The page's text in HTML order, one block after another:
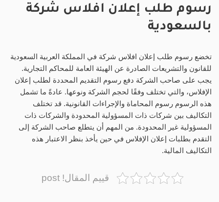
رسوم طلب إعلان افلاس شركة
بالسعودية
تخضع رسوم طلب إعلان افلاس شركة في المملكة العربية السعودية
للقانون والتشريعات الصادرة عن الهيئة العامة للمحاكم التجارية.
يجب على صاحب الشركة دفع رسوم التقديم المحددة لطلب إعلان
الإفلاس، والتي تختلف وفقًا لحجم الشركة ونوعها. عادةً ما تشمل
هذه الرسوم رسوم المحاماة والإجراءات القانونية. قد تختلف
التكاليف بين شركات ذات المسؤولية المحدودة والشركات ذات
المسؤولية غير المحدودة. من المهم أن يتطلع صاحب الشركة إلى
التقدم بطلبات إعلان الإفلاس في حين يأخذ بنظر الاعتبار هذه
التكاليف المالية.
قييم المقال! post